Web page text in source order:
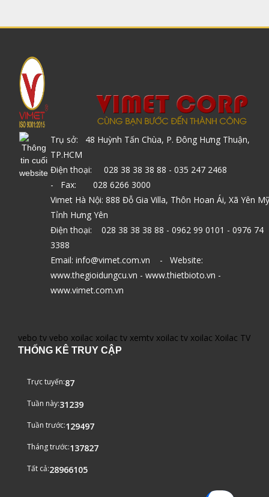
Trụ sở: 48 Huỳnh Tấn Chùa, P. Đông Hưng Thuận,
TP.HCM
Điện thoại: 028 38 38 38 88 - 035 247 2468
- Fax: 028 6266 3000
Vimet Hà Nội: 888 Đỗ Gia Villa, Thôn Hoan Ái, Xã Yên
Tỉnh Hưng Yên
Điện thoại: 028 38 38 38 88 - 0962 99 0101 - 0976 74
3388
Email: info@vimet.com.vn - Website:
www.thegioidungcu.vn - www.thietbioto.vn -
www.vimet.com.vn
vebo tv vebo xoilac xoilac tv xemtv xoilac tv xoilac Xoilac TV
THỐNG KÊ TRUY CẬP
Trực tuyến:87
Tuần này:31239
Tuần trước:129497
Tháng trước:137827
Tất cả:28966105